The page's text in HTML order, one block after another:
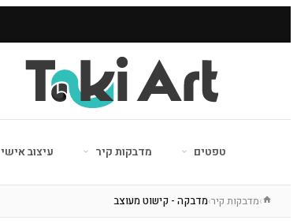
טפטים מדבקות קיר עיצוב אישי
›מדבקות קיר›מדבקה - קישוט מעוצב